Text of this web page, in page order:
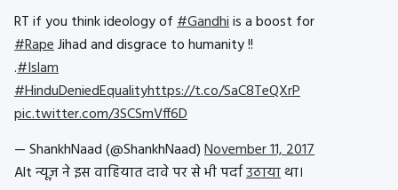
RT if you think ideology of#Gandhiis a boost for
#RapeJihad and disgrace to humanity !!
.#Islam
#HinduDeniedEqualityhttps://t.co/SaC8TeQXrP
pic.twitter.com/3SCSmVff6D
— ShankhNaad (@ShankhNaad)November 11, 2017
Alt न्यूज़ ने इस वाहियात दावे पर से भी पर्दाउठायाथा।